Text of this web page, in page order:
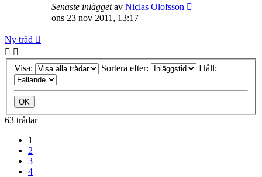
Senaste inläggetav Niclas Olofsson
ons 23 nov 2011, 13:17
Ny tråd
Visa: Sortera efter: Håll:
63 trådar
1
2
3
4